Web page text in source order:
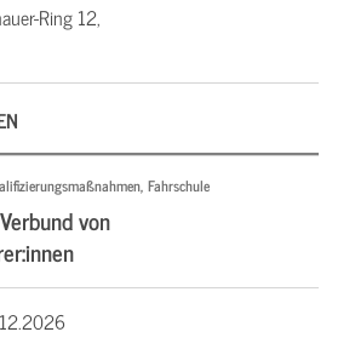
Ring 12,
Fahrschule
von